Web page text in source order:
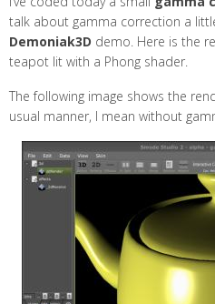
talk about gamma correction a
Demoniak3D demo. Here is the
teapot lit with a Phong shader.
The following image shows the
usual manner, I mean without